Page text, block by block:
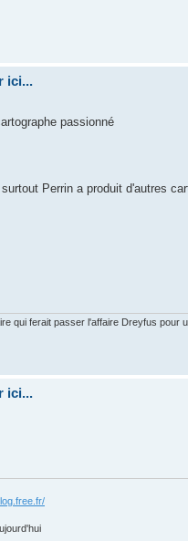
ici...
passionné
Perrin a produit d'autres
qui ferait passer l'affaire Dreyfus pour
ici...